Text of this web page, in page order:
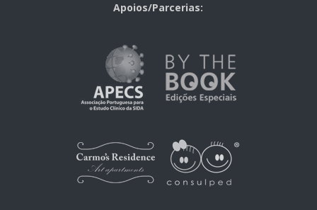
Apoios/Parcerias: